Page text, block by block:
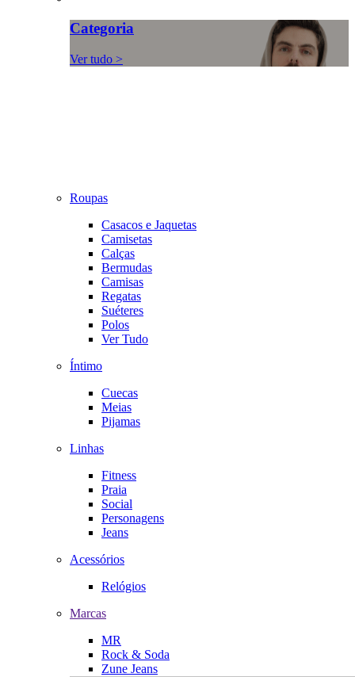
Categoria
Ver tudo >
Roupas
Casacos e Jaquetas
Camisetas
Calças
Bermudas
Camisas
Regatas
Suéteres
Polos
Ver Tudo
Íntimo
Cuecas
Meias
Pijamas
Linhas
Fitness
Praia
Social
Personagens
Jeans
Acessórios
Relógios
Marcas
MR
Rock & Soda
Zune Jeans